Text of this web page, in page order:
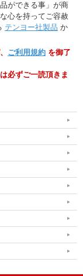
ができる事」が商
心を持ってご容赦
テンヨー社製品 か
ご利用規約 を御了
必ずご一読頂きま